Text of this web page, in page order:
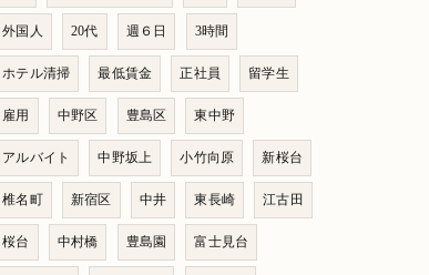
外国人 20代 週６日 3時間
ホテル清掃 最低賃金 正社員 留学生
雇用 中野区 豊島区 東中野
アルバイト 中野坂上 小竹向原 新桜台
椎名町 新宿区 中井 東長崎 江古田
桜台 中村橋 豊島園 富士見台